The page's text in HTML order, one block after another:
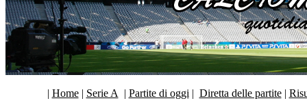
| Home| Serie A | Partite di oggi | Diretta delle partite|